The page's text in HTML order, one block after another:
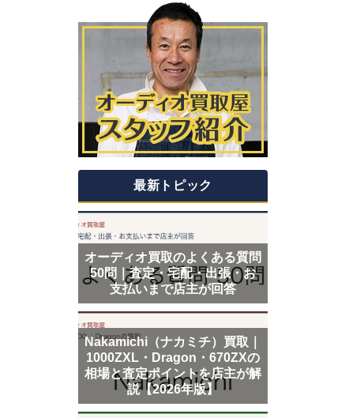
最新トピック
オーディオ買取のよくある質問
50問｜査定・宅配・出張・お
支払いまで店主が回答
Nakamichi（ナカミチ）買取｜
1000ZXL・Dragon・670ZXの
相場と査定ポイントを店主が解
説【2026年版】